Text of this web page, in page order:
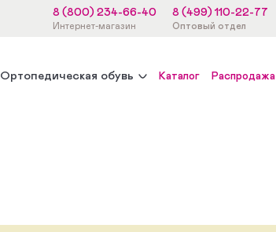
8 (800) 234-66-40
Интернет-магазин
8 (499) 110-22-77
Оптовый отдел
Ортопедическая обувь Каталог Распродажа